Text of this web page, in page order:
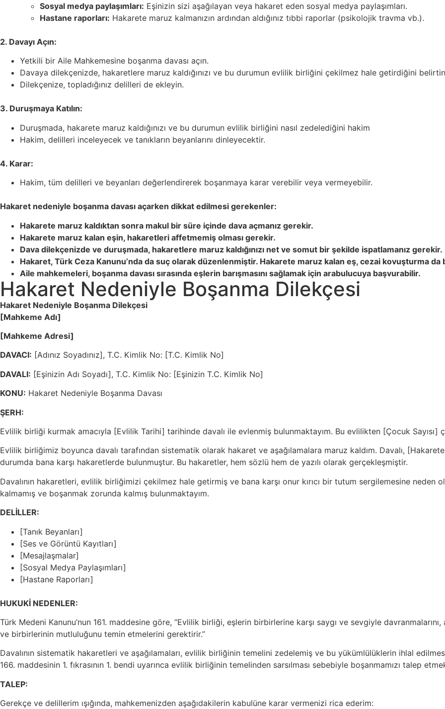
Sosyal medya paylaşımları: Eşinizin sizi aşağılayan veya hakaret eden sosyal medya paylaşımları.
Hastane raporları: Hakarete maruz kalmanızın ardından aldığınız tıbbi raporlar (psikolojik travma vb.).
2. Davayı Açın:
Yetkili bir Aile Mahkemesine boşanma davası açın.
Davaya dilekçenizde, hakaretlere maruz kaldığınızı ve bu durumun evlilik birliğini çekilmez hale getirdiğini
Dilekçenize, topladığınız delilleri de ekleyin.
3. Duruşmaya Katılın:
Duruşmada, hakarete maruz kaldığınızı ve bu durumun evlilik birliğini nasıl zedelediğini hakim
Hakim, delilleri inceleyecek ve tanıkların beyanlarını dinleyecektir.
4. Karar:
Hakim, tüm delilleri ve beyanları değerlendirerek boşanmaya karar verebilir veya vermeyebilir.
Hakaret nedeniyle boşanma davası açarken dikkat edilmesi gerekenler:
Hakarete maruz kaldıktan sonra makul bir süre içinde dava açmanız gerekir.
Hakarete maruz kalan eşin, hakaretleri affetmemiş olması gerekir.
Dava dilekçenizde ve duruşmada, hakaretlere maruz kaldığınızı net ve somut bir şekilde ispatlamanız gerekir.
Hakaret, Türk Ceza Kanunu’nda da suç olarak düzenlenmiştir. Hakarete maruz kalan eş, cezai kovuşturma da
Aile mahkemeleri, boşanma davası sırasında eşlerin barışmasını sağlamak için arabulucuya başvurabilir.
Hakaret Nedeniyle Boşanma Dilekçesi
Hakaret Nedeniyle Boşanma Dilekçesi
[Mahkeme Adı]
[Mahkeme Adresi]
DAVACI: [Adınız Soyadınız], T.C. Kimlik No: [T.C. Kimlik No]
DAVALI: [Eşinizin Adı Soyadı], T.C. Kimlik No: [Eşinizin T.C. Kimlik No]
KONU: Hakaret Nedeniyle Boşanma Davası
ŞERH:
Evlilik birliği kurmak amacıyla [Evlilik Tarihi] tarihinde davalı ile evlenmiş bulunmaktayım. Bu evlilikten [Çocuk Sayısı]
Evlilik birliğimiz boyunca davalı tarafından sistematik olarak hakaret ve aşağılamalara maruz kaldım. Davalı,
durumda bana karşı hakaretlerde bulunmuştur. Bu hakaretler, hem sözlü hem de yazılı olarak gerçekleşmiştir.
Davalının hakaretleri, evlilik birliğimizi çekilmez hale getirmiş ve bana karşı onur kırıcı bir tutum sergilemesine neden
kalmamış ve boşanmak zorunda kalmış bulunmaktayım.
DELİLLER:
[Tanık Beyanları]
[Ses ve Görüntü Kayıtları]
[Mesajlaşmalar]
[Sosyal Medya Paylaşımları]
[Hastane Raporları]
HUKUKİ NEDENLER:
Türk Medeni Kanunu’nun 161. maddesine göre, “Evlilik birliği, eşlerin birbirlerine karşı saygı ve sevgiyle
ve birbirlerinin mutluluğunu temin etmelerini gerektirir.”
Davalının sistematik hakaretleri ve aşağılamaları, evlilik birliğinin temelini zedelemiş ve bu yükümlülüklerin ihlal
166. maddesinin 1. fıkrasının 1. bendi uyarınca evlilik birliğinin temelinden sarsılması sebebiyle boşanmamızı talep
TALEP:
Gerekçe ve delillerim ışığında, mahkemenizden aşağıdakilerin kabulüne karar vermenizi rica ederim: